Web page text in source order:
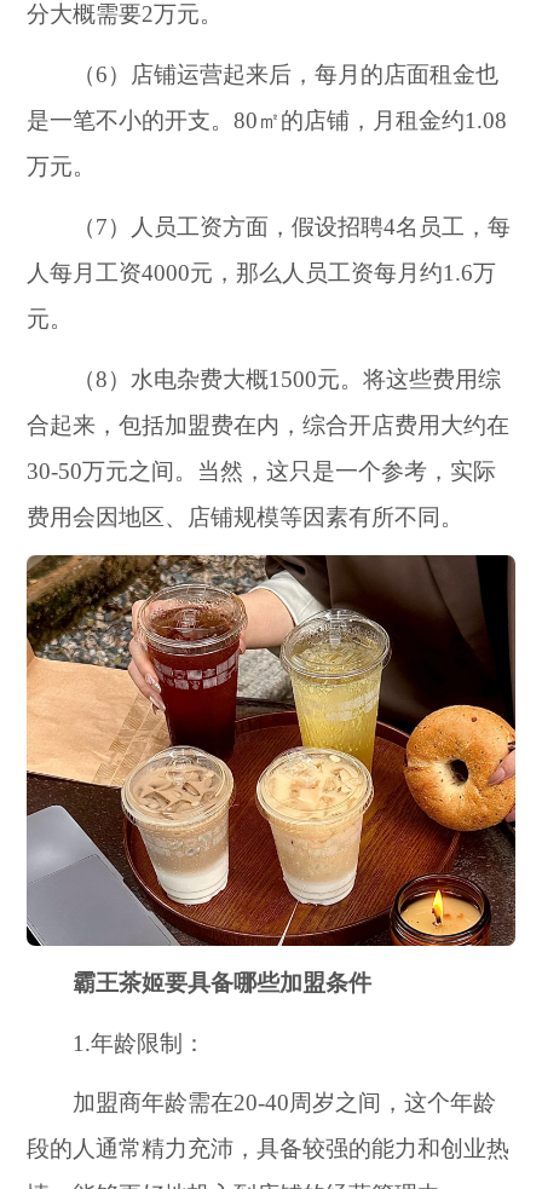
分大概需要2万元。
（6）店铺运营起来后，每月的店面租金也
是一笔不小的开支。80㎡的店铺，月租金约1.08
万元。
（7）人员工资方面，假设招聘4名员工，每
人每月工资4000元，那么人员工资每月约1.6万
元。
（8）水电杂费大概1500元。将这些费用综
合起来，包括加盟费在内，综合开店费用大约在
30-50万元之间。当然，这只是一个参考，实际
费用会因地区、店铺规模等因素有所不同。
霸王茶姬要具备哪些加盟条件
1.年龄限制：
加盟商年龄需在20-40周岁之间，这个年龄
段的人通常精力充沛，具备较强的能力和创业热